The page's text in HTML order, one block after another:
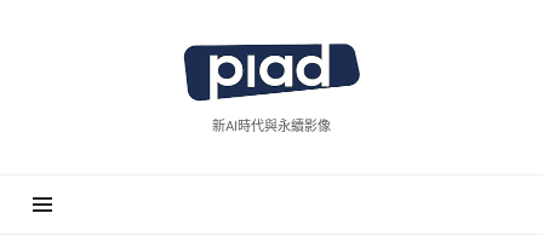
piad
拍
新AI時代與永續影像